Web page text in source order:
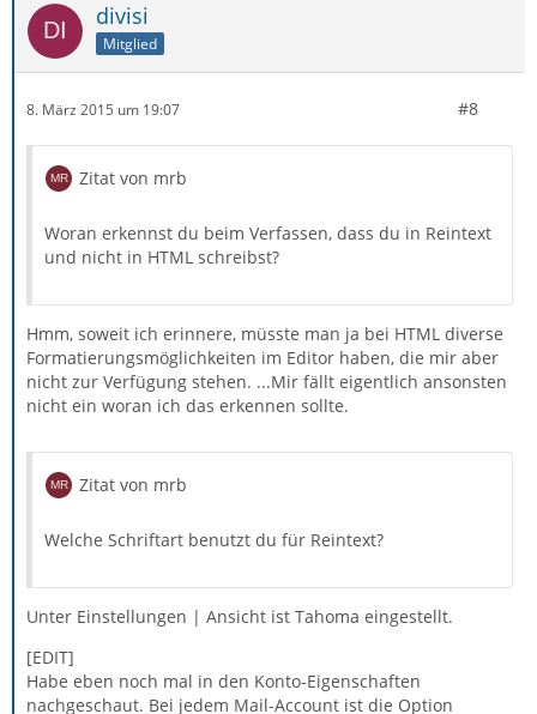
divisi
Mitglied
8. März 2015 um 19:07 #8
Zitat von mrb
Woran erkennst du beim Verfassen, dass du in Reintext
und nicht in HTML schreibst?
Hmm, soweit ich erinnere, müsste man ja bei HTML diverse
Formatierungsmöglichkeiten im Editor haben, die mir aber
nicht zur Verfügung stehen. ...Mir fällt eigentlich ansonsten
nicht ein woran ich das erkennen sollte.
Zitat von mrb
Welche Schriftart benutzt du für Reintext?
Unter Einstellungen | Ansicht ist Tahoma eingestellt.
[EDIT]
Habe eben noch mal in den Konto-Eigenschaften
nachgeschaut. Bei jedem Mail-Account ist die Option